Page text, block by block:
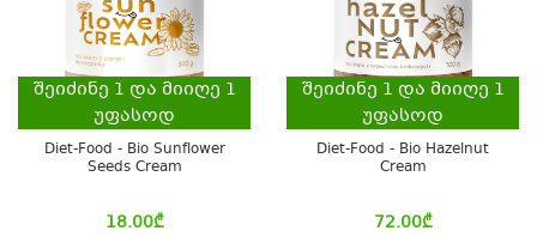
შეიძინე 1 და მიიღე 1
უფასოდ
Diet-Food - Bio Sunflower
Seeds Cream
18.00₾
შეიძინე 1 და მიიღე 1
უფასოდ
Diet-Food - Bio Hazelnut
Cream
72.00₾